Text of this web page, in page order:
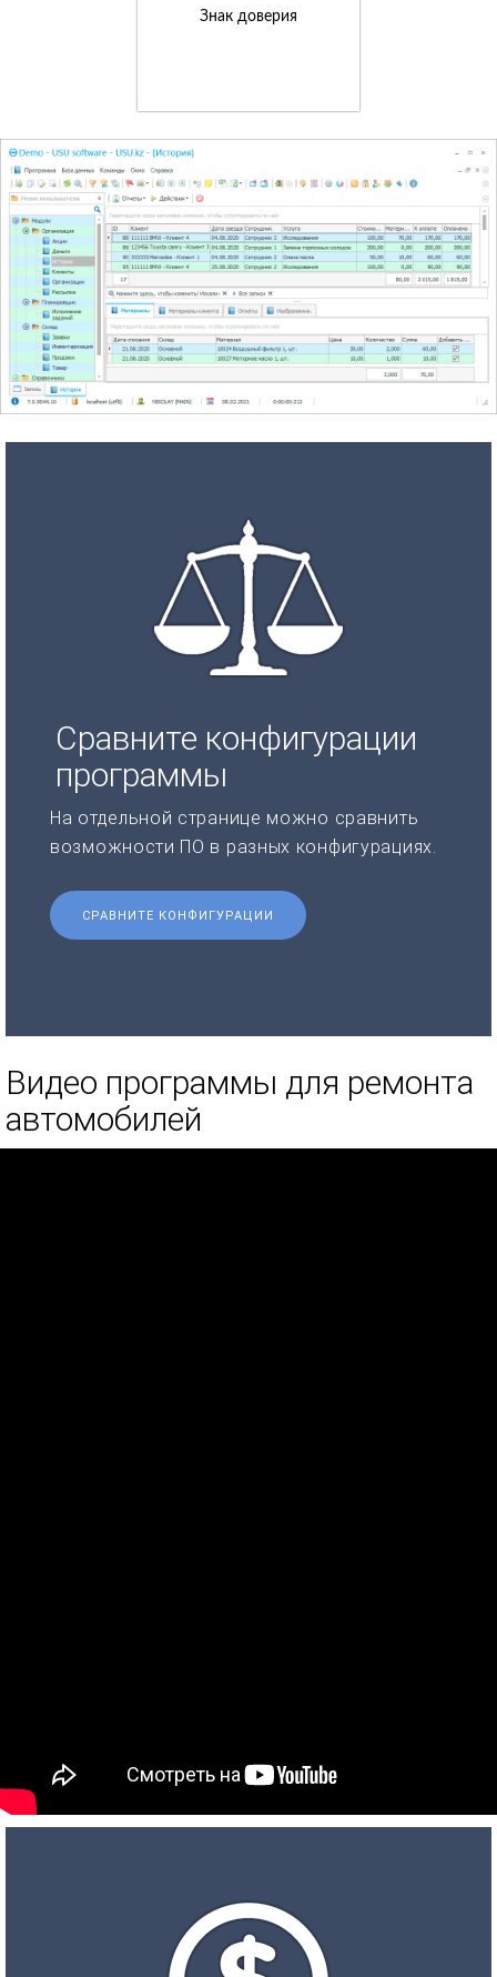
Знак доверия
Сравните конфигурации
программы
На отдельной странице можно сравнить
возможности ПО в разных конфигурациях.
СРАВНИТЕ КОНФИГУРАЦИИ
Видео программы для ремонта
автомобилей